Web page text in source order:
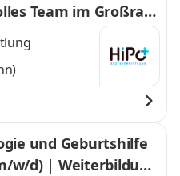
und Geburtshilfe
w/d) | Weiterbildung